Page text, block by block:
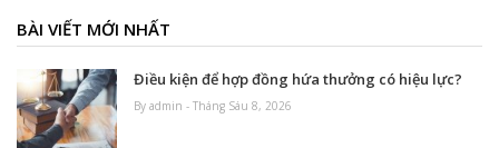
BÀI VIẾT MỚI NHẤT
Điều kiện để hợp đồng hứa thưởng có hiệu lực?
By admin - Tháng Sáu 8, 2026